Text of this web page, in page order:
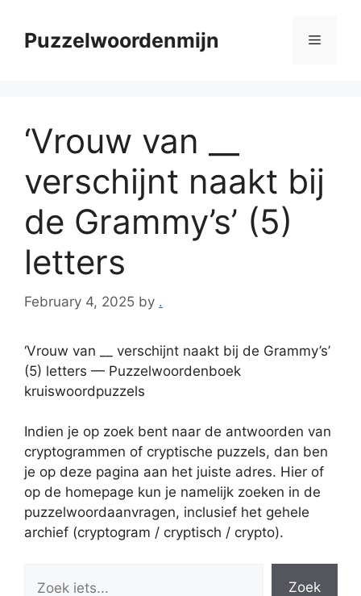
contentPuzzelwoordenmijn Menu
‘Vrouw van __
verschijnt naakt bij
de Grammy’s’ (5)
letters
February 4, 2025 by .
‘Vrouw van __ verschijnt naakt bij de Grammy’s’
(5) letters — Puzzelwoordenboek
kruiswoordpuzzels
Indien je op zoek bent naar de antwoorden van
cryptogrammen of cryptische puzzels, dan ben
je op deze pagina aan het juiste adres. Hier of
op de homepage kun je namelijk zoeken in de
puzzelwoordaanvragen, inclusief het gehele
archief (cryptogram / cryptisch / crypto).
Zoek